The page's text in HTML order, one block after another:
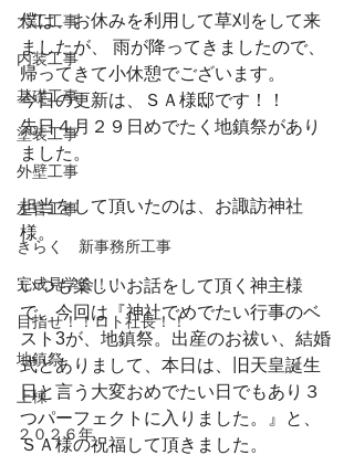
大工工事
内装工事
基礎工事
塗装工事
外壁工事
左官工事
きらく 新事務所工事
完成見学会！！
目指せ！！ロト社長！！
地鎮祭
上棟
２０２６年
僕は、お休みを利用して草刈をして来
ましたが、 雨が降ってきましたので、
帰ってきて小休憩でございます。
今日の更新は、ＳＡ様邸です！！
先日４月２９日めでたく地鎮祭があり
ました。
担当をして頂いたのは、お諏訪神社
様。
いつも楽しいお話をして頂く神主様
で、今回は『神社でめでたい行事のベ
スト3が、地鎮祭。出産のお祓い、結婚
式とありまして、本日は、旧天皇誕生
日と言う大変おめでたい日でもあり３
つパーフェクトに入りました。』と、
ＳＡ様の祝福して頂きました。